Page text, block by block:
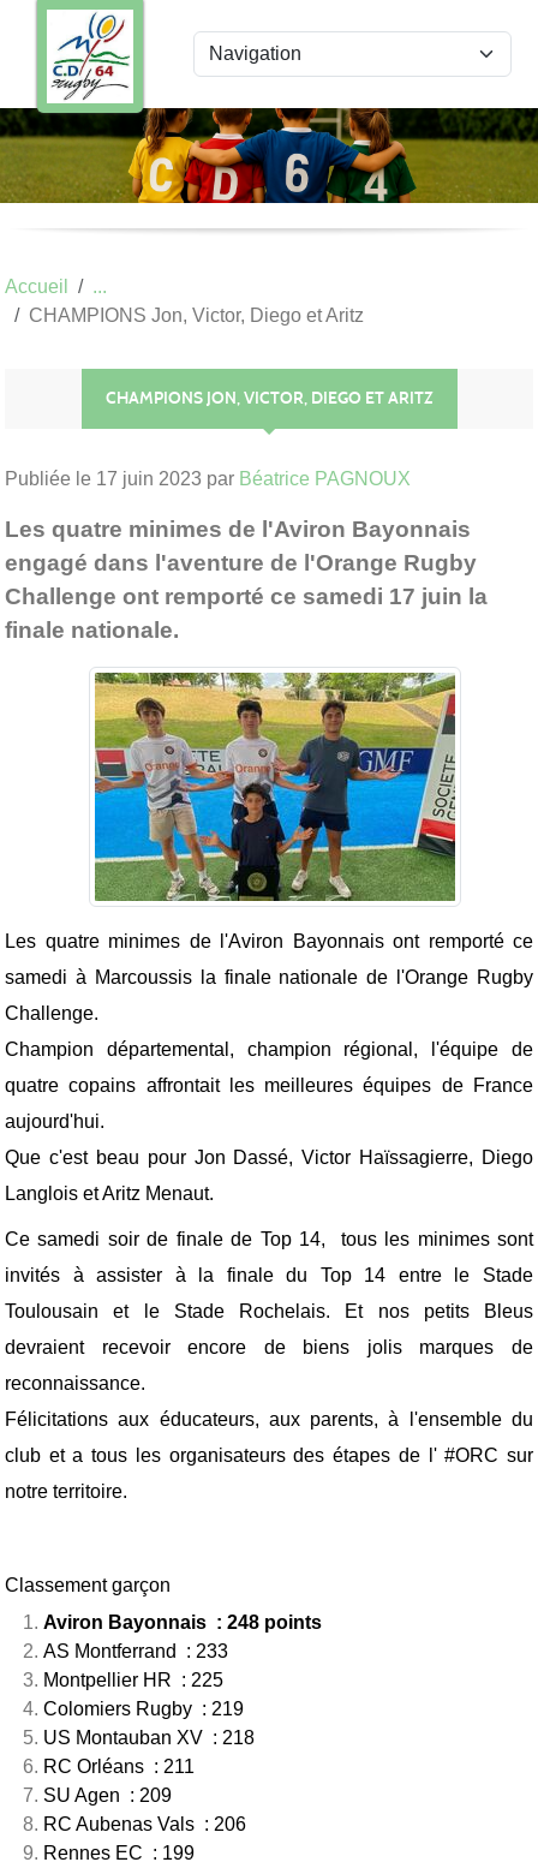
Accueil
CHAMPIONS Jon, Victor, Diego et Aritz
CHAMPIONS JON, VICTOR, DIEGO ET ARITZ
Publiée le 17 juin 2023 par Béatrice PAGNOUX
Les quatre minimes de l'Aviron Bayonnais
engagé dans l'aventure de l'Orange Rugby
Challenge ont remporté ce samedi 17 juin la
finale nationale.
Les quatre minimes de l'Aviron Bayonnais ont remporté ce
samedi à Marcoussis la finale nationale de l'Orange Rugby
Challenge.
Champion départemental, champion régional, l'équipe de
quatre copains affrontait les meilleures équipes de France
aujourd'hui.
Que c'est beau pour Jon Dassé, Victor Haïssagierre, Diego
Langlois et Aritz Menaut.
Ce samedi soir de finale de Top 14, tous les minimes sont
invités à assister à la finale du Top 14 entre le Stade
Toulousain et le Stade Rochelais. Et nos petits Bleus
devraient recevoir encore de biens jolis marques de
reconnaissance.
Félicitations aux éducateurs, aux parents, à l'ensemble du
club et a tous les organisateurs des étapes de l' #ORC sur
notre territoire.
Classement garçon
Aviron Bayonnais : 248 points
AS Montferrand : 233
Montpellier HR : 225
Colomiers Rugby : 219
US Montauban XV : 218
RC Orléans : 211
SU Agen : 209
RC Aubenas Vals : 206
Rennes EC : 199
Panneau de gestion des cookies